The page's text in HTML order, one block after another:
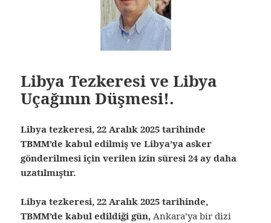
Libya Tezkeresi ve Libya
Uçağının Düşmesi!.
Libya tezkeresi, 22 Aralık 2025 tarihinde
TBMM’de kabul edilmiş ve Libya’ya asker
gönderilmesi için verilen izin süresi 24 ay daha
uzatılmıştır.
Libya tezkeresi, 22 Aralık 2025 tarihinde,
TBMM’de kabul edildiği gün, Ankara’ya bir dizi